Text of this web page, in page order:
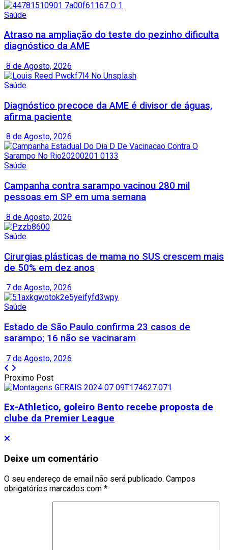
Saúde
Atraso na ampliação do teste do pezinho dificulta
diagnóstico da AME
8 de Agosto, 2026
Saúde
Diagnóstico precoce da AME é divisor de águas,
afirma paciente
8 de Agosto, 2026
Saúde
Campanha contra sarampo vacinou 280 mil
pessoas em SP em uma semana
8 de Agosto, 2026
Saúde
Cirurgias plásticas de mama no SUS crescem mais
de 50% em dez anos
7 de Agosto, 2026
Saúde
Estado de São Paulo confirma 23 casos de
sarampo; 16 não se vacinaram
7 de Agosto, 2026
Proximo Post
Ex-Athletico, goleiro Bento recebe proposta de
clube da Premier League
Deixe um comentário
O seu endereço de email não será publicado. Campos
obrigatórios marcados com *